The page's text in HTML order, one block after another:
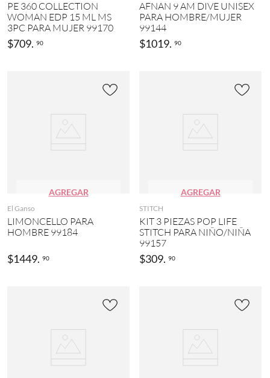
PE 360 COLLECTION
WOMAN EDP 15 ML MS
3PC PARA MUJER 99170
$709. 90
AFNAN 9 AM DIVE UNISEX
PARA HOMBRE/MUJER
99144
$1019. 90
AGREGAR
El Ganso
LIMONCELLO PARA
HOMBRE 99184
$1449. 90
AGREGAR
STITCH
KIT 3 PIEZAS POP LIFE
STITCH PARA NIÑO/NIÑA
99157
$309. 90